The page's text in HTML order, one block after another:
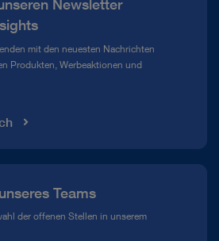
Newsletter
mit den neuesten Nachrichten
Produkten, Werbeaktionen und
Teams
der offenen Stellen in unserem